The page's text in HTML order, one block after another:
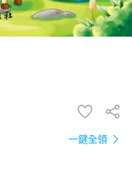
一鍵全領